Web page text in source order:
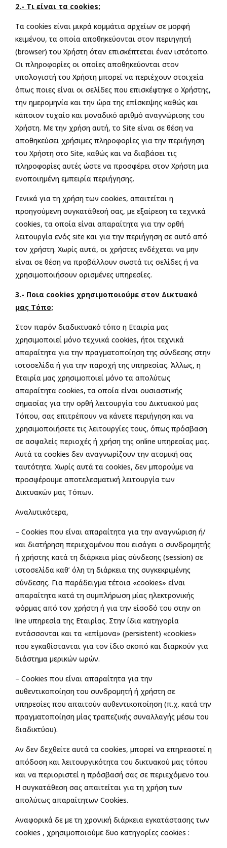
2.- Τι είναι τα cookies;
Τα cookies είναι μικρά κομμάτια αρχείων σε μορφή
κειμένου, τα οποία αποθηκεύονται στον περιηγητή
(browser) του Χρήστη όταν επισκέπτεται έναν ιστότοπο.
Οι πληροφορίες οι οποίες αποθηκεύονται στον
υπολογιστή του Χρήστη μπορεί να περιέχουν στοιχεία
όπως ποιες είναι οι σελίδες που επισκέφτηκε ο Χρήστης,
την ημερομηνία και την ώρα της επίσκεψης καθώς και
κάποιον τυχαίο και μοναδικό αριθμό αναγνώρισης του
Χρήστη. Με την χρήση αυτή, το Site είναι σε θέση να
αποθηκεύσει χρήσιμες πληροφορίες για την περιήγηση
του Χρήστη στο Site, καθώς και να διαβάσει τις
πληροφορίες αυτές ώστε να προσφέρει στον Χρήστη μια
ενοποιημένη εμπειρία περιήγησης.
Γενικά για τη χρήση των cookies, απαιτείται η
προηγούμενη συγκατάθεσή σας, με εξαίρεση τα τεχνικά
cookies, τα οποία είναι απαραίτητα για την ορθή
λειτουργία ενός site και για την περιήγηση σε αυτό από
τον χρήστη. Χωρίς αυτά, οι χρήστες ενδέχεται να μην
είναι σε θέση να προβάλλουν σωστά τις σελίδες ή να
χρησιμοποιήσουν ορισμένες υπηρεσίες.
3.- Ποια cookies χρησιμοποιούμε στον Δικτυακό
μας Τόπο;
Στον παρόν διαδικτυακό τόπο η Εταιρία μας
χρησιμοποιεί μόνο τεχνικά cookies, ήτοι τεχνικά
απαραίτητα για την πραγματοποίηση της σύνδεσης στην
ιστοσελίδα ή για την παροχή της υπηρεσίας. Άλλως, η
Εταιρία μας χρησιμοποιεί μόνο τα απολύτως
απαραίτητα cookies, τα οποία είναι ουσιαστικής
σημασίας για την ορθή λειτουργία του Δικτυακού μας
Τόπου, σας επιτρέπουν να κάνετε περιήγηση και να
χρησιμοποιήσετε τις λειτουργίες τους, όπως πρόσβαση
σε ασφαλείς περιοχές ή χρήση της online υπηρεσίας μας.
Αυτά τα cookies δεν αναγνωρίζουν την ατομική σας
ταυτότητα. Χωρίς αυτά τα cookies, δεν μπορούμε να
προσφέρουμε αποτελεσματική λειτουργία των
Δικτυακών μας Τόπων.
Αναλυτικότερα,
– Cookies που είναι απαραίτητα για την αναγνώριση ή/
και διατήρηση περιεχομένου που εισάγει ο συνδρομητής
ή χρήστης κατά τη διάρκεια μίας σύνδεσης (session) σε
ιστοσελίδα καθ’ όλη τη διάρκεια της συγκεκριμένης
σύνδεσης. Για παράδειγμα τέτοια «cookies» είναι
απαραίτητα κατά τη συμπλήρωση μίας ηλεκτρονικής
φόρμας από τον χρήστη ή για την είσοδό του στην on
line υπηρεσία της Εταιρίας. Στην ίδια κατηγορία
εντάσσονται και τα «επίμονα» (persistent) «cookies»
που εγκαθίστανται για τον ίδιο σκοπό και διαρκούν για
διάστημα μερικών ωρών.
– Cookies που είναι απαραίτητα για την
αυθεντικοποίηση του συνδρομητή ή χρήστη σε
υπηρεσίες που απαιτούν αυθεντικοποίηση (π.χ. κατά την
πραγματοποίηση μίας τραπεζικής συναλλαγής μέσω του
διαδικτύου).
Αν δεν δεχθείτε αυτά τα cookies, μπορεί να επηρεαστεί η
απόδοση και λειτουργικότητα του δικτυακού μας τόπου
και να περιοριστεί η πρόσβασή σας σε περιεχόμενο του.
Η συγκατάθεση σας απαιτείται για τη χρήση των
απολύτως απαραίτητων Cookies.
Αναφορικά δε με τη χρονική διάρκεια εγκατάστασης των
cookies , χρησιμοποιούμε δυο κατηγορίες cookies :